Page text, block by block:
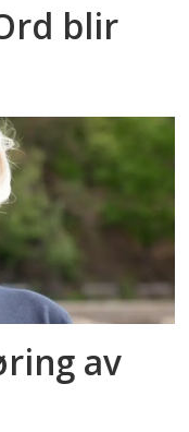
blir
av